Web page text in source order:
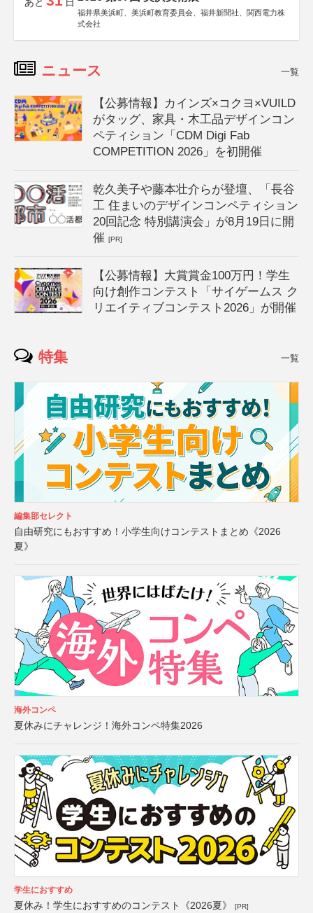
福井県美浜町、美浜町教育委員会、福井新聞社、関西電力株
式会社
ニュース 一覧
【公募情報】カインズ×コクヨ×VUILD
がタッグ、家具・木工品デザインコン
ペティション「CDM Digi Fab
COMPETITION 2026」を初開催
乾久美子や藤本壮介らが登壇、「長谷
工 住まいのデザインコンペティション
20回記念 特別講演会」が8月19日に開
催[PR]
【公募情報】大賞賞金100万円！学生
向け創作コンテスト「サイゲームス ク
リエイティブコンテスト2026」が開催
特集 一覧
編集部セレクト
自由研究にもおすすめ！小学生向けコンテストまとめ《2026
夏》
海外コンペ
夏休みにチャレンジ！海外コンペ特集2026
学生におすすめ
夏休み！学生におすすめのコンテスト《2026夏》 [PR]